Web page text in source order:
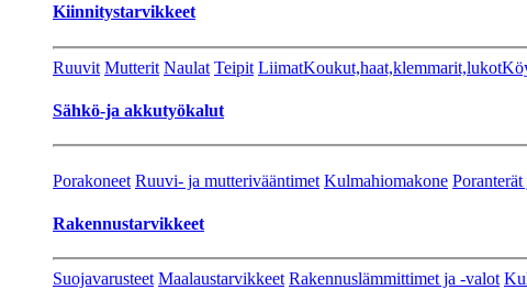
Kiinnitystarvikkeet
Ruuvit Mutterit Naulat Teipit LiimatKoukut,haat,klemmarit,lukot
Sähkö-ja akkutyökalut
Porakoneet Ruuvi- ja mutterivääntimet Kulmahiomakone
Rakennustarvikkeet
Suojavarusteet Maalaustarvikkeet Rakennuslämmittimet ja -valot